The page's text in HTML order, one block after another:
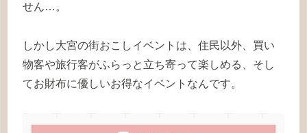
せん…。
しかし大宮の街おこしイベントは、住民以外、買い
物客や旅行客がふらっと立ち寄って楽しめる、そし
てお財布に優しいお得なイベントなんです。